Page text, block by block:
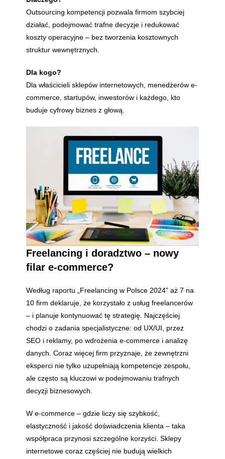
Outsourcing kompetencji pozwala firmom szybciej
działać, podejmować trafne decyzje i redukować
koszty operacyjne – bez tworzenia kosztownych
struktur wewnętrznych.
Dla kogo?
Dla właścicieli sklepów internetowych, menedżerów e-
commerce, startupów, inwestorów i każdego, kto
buduje cyfrowy biznes z głową.
Freelancing i doradztwo – nowy
filar e-commerce?
Według raportu „Freelancing w Polsce 2024” aż 7 na
10 firm deklaruje, że korzystało z usług freelancerów
– i planuje kontynuować tę strategię. Najczęściej
chodzi o zadania specjalistyczne: od UX/UI, przez
SEO i reklamy, po wdrożenia e-commerce i analizę
danych. Coraz więcej firm przyznaje, że zewnętrzni
eksperci nie tylko uzupełniają kompetencje zespołu,
ale często są kluczowi w podejmowaniu trafnych
decyzji biznesowych.
W e-commerce – gdzie liczy się szybkość,
elastyczność i jakość doświadczenia klienta – taka
współpraca przynosi szczególne korzyści. Sklepy
internetowe coraz częściej nie budują wielkich